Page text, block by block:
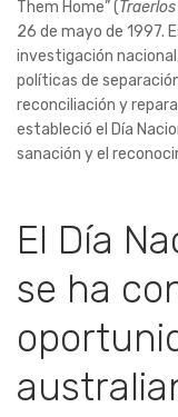
Them Home” (
26 de mayo de 1997.
investigación
políticas de
reconciliación y
estableció el Día
sanación y el
El Día
se ha